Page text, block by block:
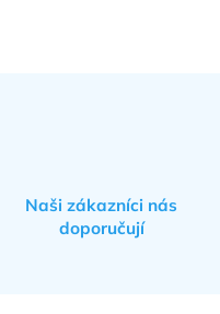
Naši zákazníci nás
doporučují